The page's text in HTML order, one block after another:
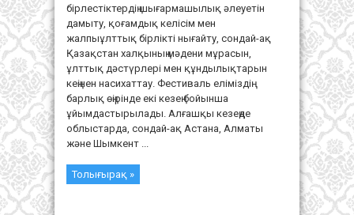
бірлестіктердің шығармашылық әлеуетін
дамыту, қоғамдық келісім мен
жалпыұлттық бірлікті нығайту, сондай-ақ
Қазақстан халқының мәдени мұрасын,
ұлттық дәстүрлері мен құндылықтарын
кеңінен насихаттау. Фестиваль еліміздің
барлық өңірінде екі кезең бойынша
ұйымдастырылады. Алғашқы кезеңде
облыстарда, сондай-ақ Астана, Алматы
және Шымкент ...
Толығырақ »